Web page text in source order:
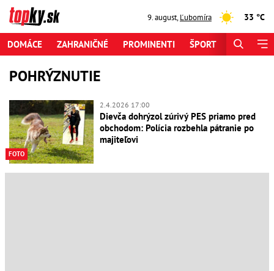
9. august,Ľubomíra 33 °C
DOMÁCE ZAHRANIČNÉ PROMINENTI ŠPORT
POHRÝZNUTIE
FOTO
2.4.2026 17:00
Dievča dohrýzol zúrivý PES priamo pred
obchodom: Polícia rozbehla pátranie po
majiteľovi